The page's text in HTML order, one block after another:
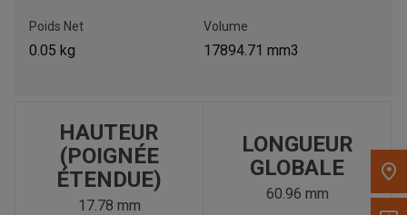
Poids Net
0.05 kg
Volume
17894.71 mm3
HAUTEUR
(POIGNÉE
ÉTENDUE)
17.78 mm
LONGUEUR
GLOBALE
60.96 mm